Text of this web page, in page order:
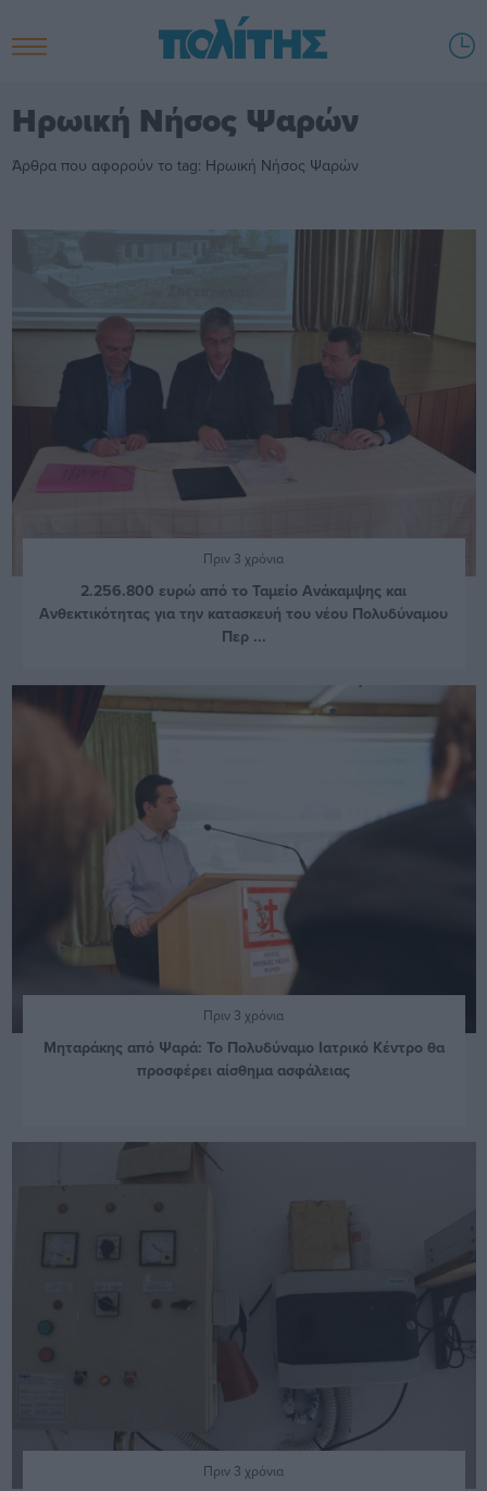
Ηρωική Νήσος Ψαρών
Άρθρα που αφορούν το tag: Ηρωική Νήσος Ψαρών
Πριν 3 χρόνια
2.256.800 ευρώ από το Ταμείο Ανάκαμψης και
Ανθεκτικότητας για την κατασκευή του νέου Πολυδύναμου
Περ ...
Πριν 3 χρόνια
Μηταράκης από Ψαρά: Το Πολυδύναμο Ιατρικό Κέντρο θα
προσφέρει αίσθημα ασφάλειας
Πριν 3 χρόνια